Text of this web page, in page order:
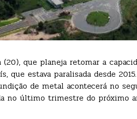
que planeja retomar a
estava paralisada desde
de metal acontecerá no
no último trimestre do próximo